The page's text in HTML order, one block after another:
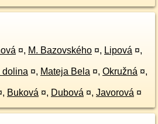
¤, M. Bazovského ¤, Lipová ¤,
dolina ¤, Mateja Bela ¤, Okružná ¤,
, Buková ¤, Dubová ¤, Javorová ¤